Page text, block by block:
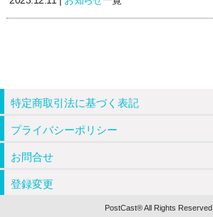
特定商取引法に基づく表記
プライバシーポリシー
お問合せ
登録変更
PostCast® All Rights Reserved.